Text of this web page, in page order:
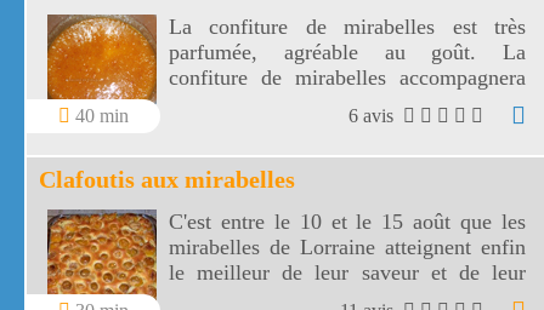
40 min
La confiture de mirabelles est très
parfumée, agréable au goût. La
confiture de mirabelles accompagnera
vos petits déjeuners ou vos goûters pour
6 avis
Clafoutis aux mirabelles
C'est entre le 10 et le 15 août que les
mirabelles de Lorraine atteignent enfin
le meilleur de leur saveur et de leur
maturité. Voici une façon de les